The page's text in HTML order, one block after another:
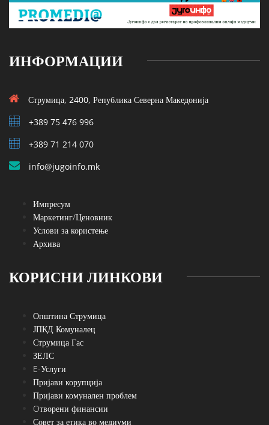
ИНФОРМАЦИИ
Струмица, 2400, Република Северна Македонија
+389 75 476 996
+389 71 214 070
info@jugoinfo.mk
Импресум
Маркетинг/Ценовник
Услови за користење
Архива
КОРИСНИ ЛИНКОВИ
Општина Струмица
ЈПКД Комуналец
Струмица Гас
ЗЕЛС
E-Услуги
Пријави корупција
Пријави комунален проблем
Oтворени финансии
Совет за етика во медиуми